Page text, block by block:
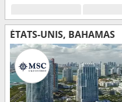
ÉTATS-UNIS, BAHAMAS